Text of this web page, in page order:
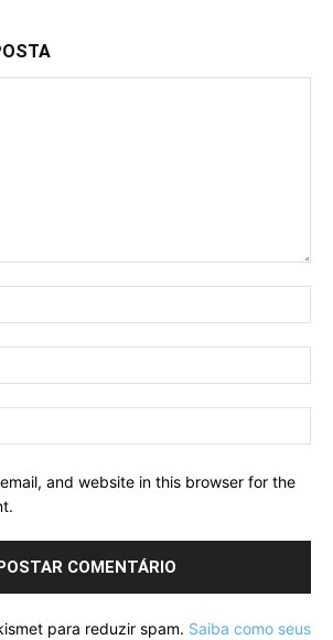
and website in this browser for the
para reduzir spam. Saiba como seus